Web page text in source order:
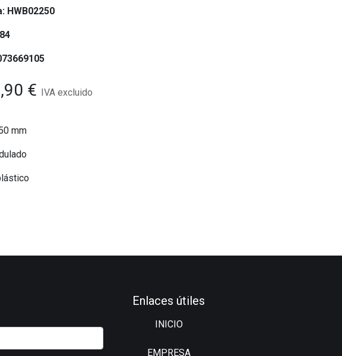
HWB02250
€ IVA excluido
mm
Enlaces útiles
INICIO
EMPRESA